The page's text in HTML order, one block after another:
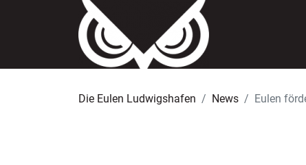
Die Eulen Ludwigshafen News
Eulen